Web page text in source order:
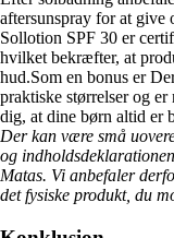
aftersunspray for at
Sollotion SPF 30 er
hvilket bekræfter, at
hud.Som en bonus er
praktiske størrelser og er
dig, at dine børn altid er
Der kan være små
og
Matas. Vi anbefaler
det fysiske produkt, du